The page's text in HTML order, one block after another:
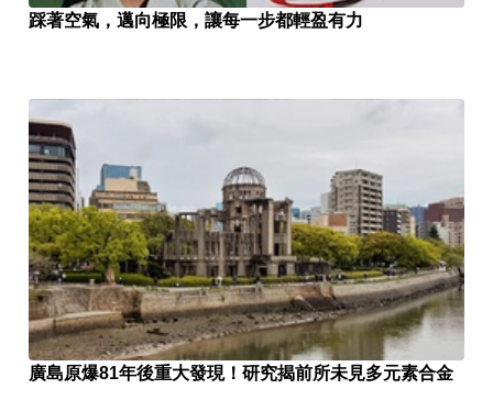
踩著空氣，邁向極限，讓每一步都輕盈有力
廣島原爆81年後重大發現！研究揭前所未見多元素合金